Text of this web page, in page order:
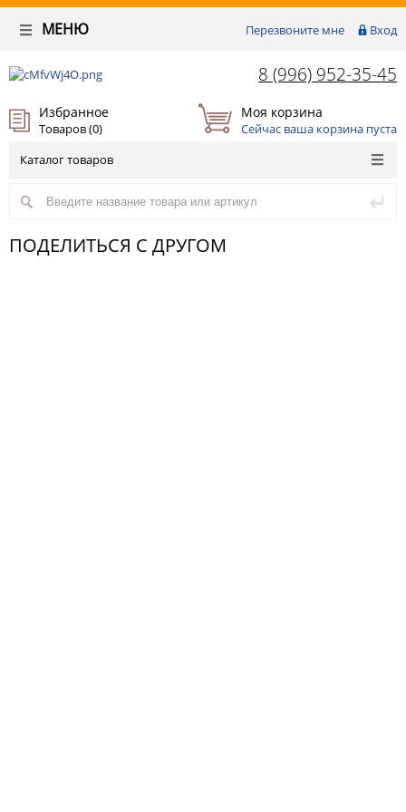
Перезвоните мне Вход
МЕНЮ
8 (996) 952-35-45
Избранное
Товаров (0)
Моя корзина
Сейчас ваша корзина пуста
Каталог товаров
ПОДЕЛИТЬСЯ С ДРУГОМ